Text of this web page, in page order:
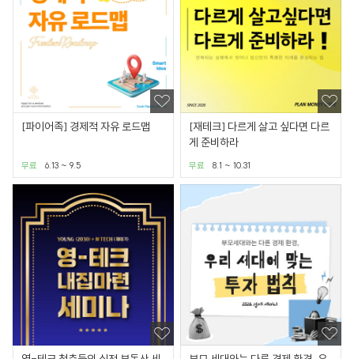
[파이어족] 경제적 자유 로드맵
6.13 ~ 9.5
무료
[재테크] 다르게 살고 싶다면 다르
게 준비하라
8.1 ~ 10.31
무료